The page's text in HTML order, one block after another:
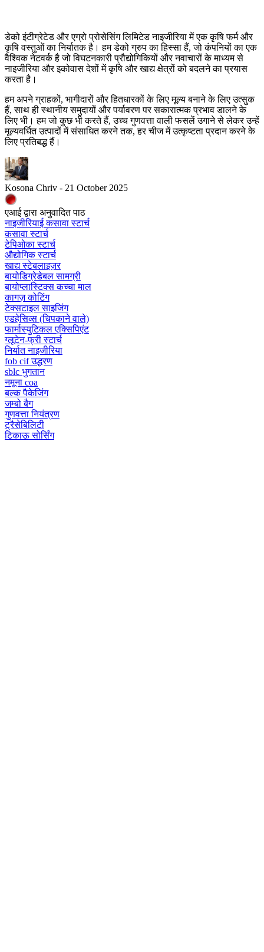
डेको इंटीग्रेटेड और एग्रो प्रोसेसिंग लिमिटेड नाइजीरिया में एक कृषि फर्म और
कृषि वस्तुओं का निर्यातक है। हम डेको ग्रुप का हिस्सा हैं, जो कंपनियों का एक
वैश्विक नेटवर्क है जो विघटनकारी प्रौद्योगिकियों और नवाचारों के माध्यम से
नाइजीरिया और इकोवास देशों में कृषि और खाद्य क्षेत्रों को बदलने का प्रयास
करता है।
हम अपने ग्राहकों, भागीदारों और हितधारकों के लिए मूल्य बनाने के लिए उत्सुक
हैं, साथ ही स्थानीय समुदायों और पर्यावरण पर सकारात्मक प्रभाव डालने के
लिए भी। हम जो कुछ भी करते हैं, उच्च गुणवत्ता वाली फसलें उगाने से लेकर उन्हें
मूल्यवर्धित उत्पादों में संसाधित करने तक, हर चीज में उत्कृष्टता प्रदान करने के
लिए प्रतिबद्ध हैं।
Kosona Chriv - 21 October 2025
एआई द्वारा अनुवादित पाठ
नाइजीरियाई कसावा स्टार्च
कसावा स्टार्च
टेपिओका स्टार्च
औद्योगिक स्टार्च
खाद्य स्टेबलाइज़र
बायोडिग्रेडेबल सामग्री
बायोप्लास्टिक्स कच्चा माल
कागज़ कोटिंग
टेक्सटाइल साइजिंग
एडहेसिव्स (चिपकाने वाले)
फार्मास्युटिकल एक्सिपिएंट
ग्लूटेन-फ्री स्टार्च
निर्यात नाइजीरिया
fob cif उद्धरण
sblc भुगतान
नमूना coa
बल्क पैकेजिंग
जम्बो बैग
गुणवत्ता नियंत्रण
ट्रैसेबिलिटी
टिकाऊ सोर्सिंग